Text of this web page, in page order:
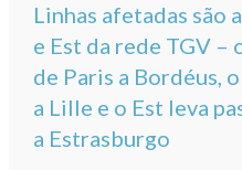
Linhas afetadas são
e Est da rede TGV –
de Paris a Bordéus,
a Lille e o Est leva
a Estrasburgo